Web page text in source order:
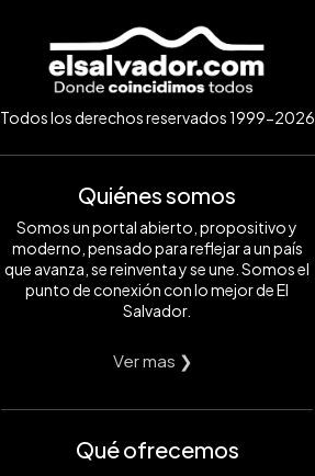
Todos los derechos reservados 1999-2026
Quiénes somos
Somos un portal abierto, propositivo y
moderno, pensado para reflejar a un país
que avanza, se reinventa y se une. Somos el
punto de conexión con lo mejor de El
Salvador.
Ver mas ❯
Qué ofrecemos